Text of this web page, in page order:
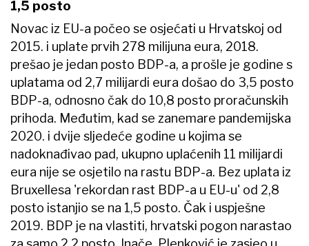
1,5 posto
Novac iz EU-a počeo se osjećati u Hrvatskoj od
2015. i uplate prvih 278 milijuna eura, 2018.
prešao je jedan posto BDP-a, a prošle je godine s
uplatama od 2,7 milijardi eura došao do 3,5 posto
BDP-a, odnosno čak do 10,8 posto proračunskih
prihoda. Međutim, kad se zanemare pandemijska
2020. i dvije sljedeće godine u kojima se
nadoknađivao pad, ukupno uplaćenih 11 milijardi
eura nije se osjetilo na rastu BDP-a. Bez uplata iz
Bruxellesa 'rekordan rast BDP-a u EU-u' od 2,8
posto istanjio se na 1,5 posto. Čak i uspješne
2019. BDP je na vlastiti, hrvatski pogon narastao